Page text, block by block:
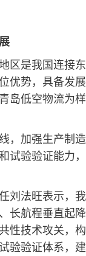
区是我国连接
优势，具备发
岛低空物流为
，加强生产制
试验验证能力
刘法旺表示，
长航程垂直起
性技术攻关，
验验证体系，